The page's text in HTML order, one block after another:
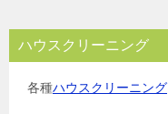
ハウスクリーニング
各種ハウスクリーニング